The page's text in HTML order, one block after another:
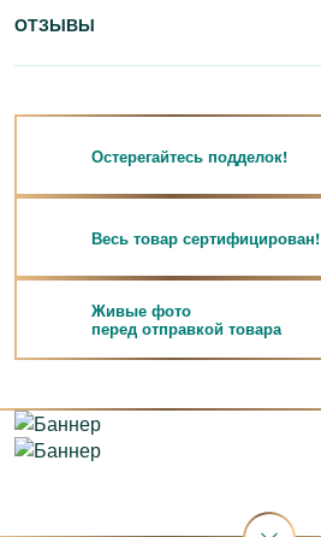
ОТЗЫВЫ
Остерегайтесь подделок!
Весь товар сертифицирован!
Живые фото
перед отправкой товара